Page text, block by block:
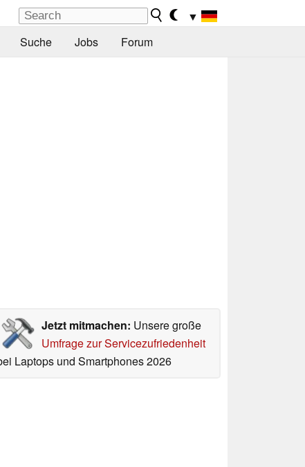
▼
Suche Jobs Forum
Jetzt mitmachen: Unsere große
Umfrage zur Servicezufriedenheit
Laptops und Smartphones 2026